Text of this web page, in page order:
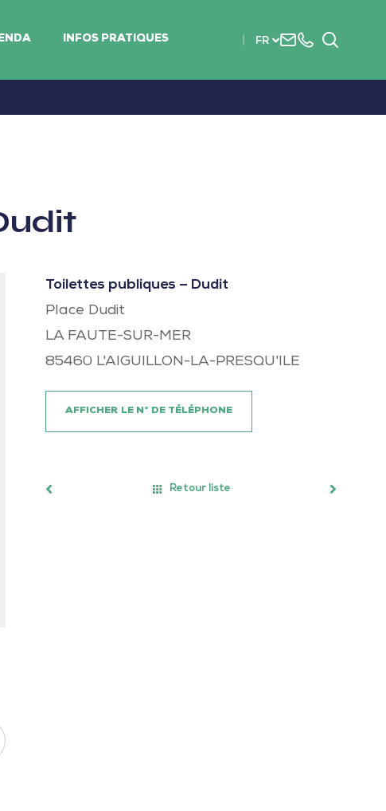
INFOS PRATIQUES FR
Nous+33
Toilettes publiques – Dudit
Place Dudit
LA FAUTE-SUR-MER
85460 L'AIGUILLON-LA-PRESQU'ILE
AFFICHER LE N° DE TÉLÉPHONE
Retour liste